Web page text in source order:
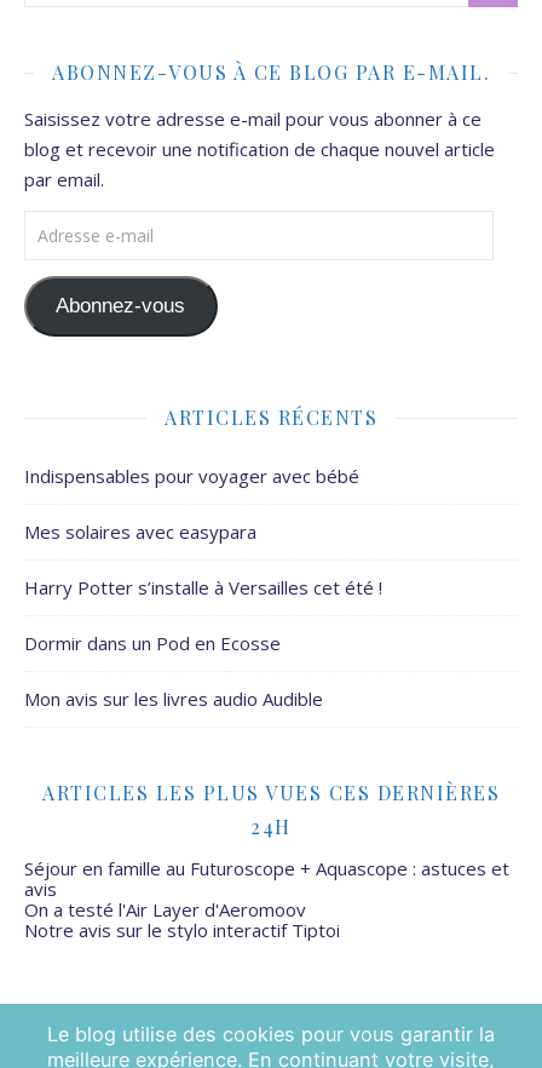
ABONNEZ-VOUS À CE BLOG PAR E-MAIL.
Saisissez votre adresse e-mail pour vous abonner à ce
blog et recevoir une notification de chaque nouvel article
par email.
Adresse e-mail
Abonnez-vous
ARTICLES RÉCENTS
Indispensables pour voyager avec bébé
Mes solaires avec easypara
Harry Potter s’installe à Versailles cet été !
Dormir dans un Pod en Ecosse
Mon avis sur les livres audio Audible
ARTICLES LES PLUS VUES CES DERNIÈRES
24H
Séjour en famille au Futuroscope + Aquascope : astuces et
avis
On a testé l'Air Layer d'Aeromoov
Notre avis sur le stylo interactif Tiptoi
Le blog utilise des cookies pour vous garantir la
meilleure expérience. En continuant votre visite,